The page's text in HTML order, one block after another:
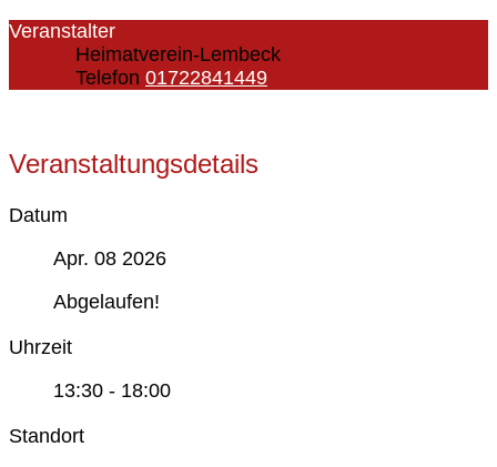
Veranstalter
Heimatverein-Lembeck
Telefon 01722841449
Veranstaltungsdetails
Datum
Apr. 08 2026
Abgelaufen!
Uhrzeit
13:30 - 18:00
Standort